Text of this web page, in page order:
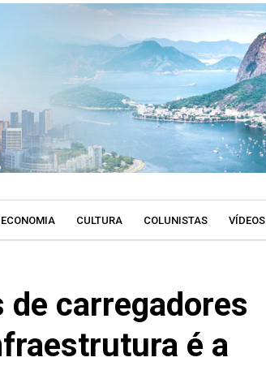
ECONOMIA CULTURA COLUNISTAS VÍDEOS
de carregadores
é a